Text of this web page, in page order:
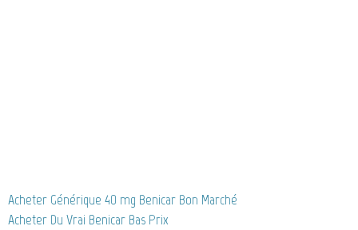
Acheter Générique 40 mg Benicar Bon Marché
Acheter Du Vrai Benicar Bas Prix